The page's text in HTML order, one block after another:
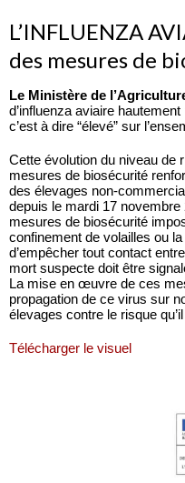
L’INFLUENZA
des mesures de
Le Ministère de
d’influenza aviaire
c’est à dire “élevé” sur
Cette évolution du niveau de
mesures de biosécurité
des élevages non-
depuis le mardi 17
mesures de biosécurité
confinement de volailles ou
d’empêcher tout contact
mort suspecte doit être
La mise en œuvre de ces
propagation de ce virus sur
élevages contre le risque
Télécharger le visuel